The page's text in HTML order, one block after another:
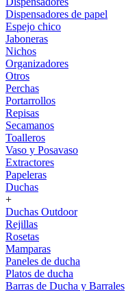
Dispensadores de papel
Espejo chico
Jaboneras
Nichos
Organizadores
Otros
Perchas
Portarrollos
Repisas
Secamanos
Toalleros
Vaso y Posavaso
Extractores
Papeleras
Duchas
+
Duchas Outdoor
Rejillas
Rosetas
Mamparas
Paneles de ducha
Platos de ducha
Barras de Ducha y Barrales